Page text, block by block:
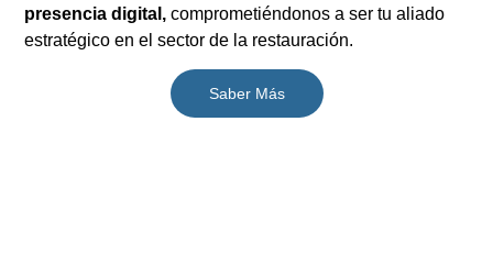
presencia digital, comprometiéndonos a ser tu aliado
estratégico en el sector de la restauración.
Saber Más